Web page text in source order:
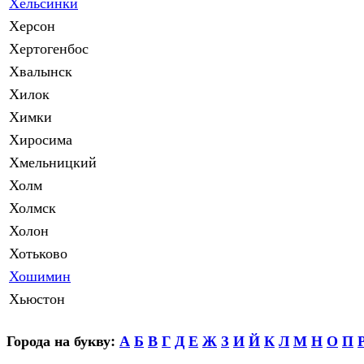
Херсон
Хертогенбос
Хвалынск
Хилок
Химки
Хиросима
Хмельницкий
Холм
Холмск
Холон
Хотьково
Хошимин
Хьюстон
Города на букву: АБ ВГДЕ ЖЗ ИЙКЛМНО П